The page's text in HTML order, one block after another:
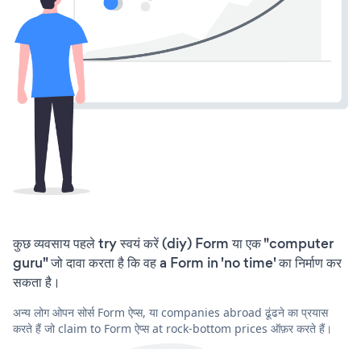
कुछ व्यवसाय पहले try स्वयं करें (diy) Form या एक "computer
guru" जो दावा करता है कि वह a Form in 'no time' का निर्माण कर
सकता है।
अन्य लोग ओपन सोर्स Form ऐप्स, या companies abroad ढूंढने का प्रयास
करते हैं जो claim to Form ऐप्स at rock-bottom prices ऑफ़र करते हैं।